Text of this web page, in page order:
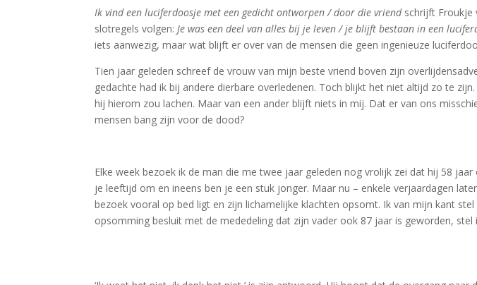
Ik vind een luciferdoosje met een gedicht ontworpen / door die vriendschrijft Froukje
slotregels volgen:Je was een deel van alles bij je leven / je blijft bestaan in een
iets aanwezig, maar wat blijft er over van de mensen die geen ingenieuze
Tien jaar geleden schreef de vrouw van mijn beste vriend boven zijn
gedachte had ik bij andere dierbare overledenen. Toch blijkt het niet altijd zo te
hij hierom zou lachen. Maar van een ander blijft niets in mij. Dat er van ons
mensen bang zijn voor de dood?
Elke week bezoek ik de man die me twee jaar geleden nog vrolijk zei dat hij 58
je leeftijd om en ineens ben je een stuk jonger. Maar nu – enkele verjaardagen
bezoek vooral op bed ligt en zijn lichamelijke klachten opsomt. Ik van mijn kant
opsomming besluit met de mededeling dat zijn vader ook 87 jaar is geworden,